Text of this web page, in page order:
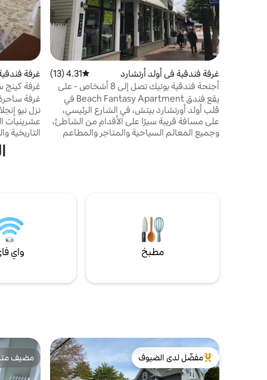
غرفة فندقية في أولد أرتشارد متوسط التقييم 4.31 من 5، 13 مراجعات
4.31 (13)
أجنحة فندقية بوتيك تصل إلى 8 أشخاص - على
بعد دقائق من الشاطئ
يقع فندق Beach Fantasy Apartment في
قلب أولد أورتشارد بيتش، في الشارع الرئيسي،
على مسافة قريبة سيرًا على الأقدام من الشاطئ،
وجميع المعالم السياحية والمتاجر والمطاعم
المطلة على الشاطئ أكثر من ذلك بكثير.
غرفة
غرفة كينج
كورنيش
غرفة
نزل نيو
عشرينيات
التاريخية
استمتع
ليندسي
مطبخ واي
من أبرز البيوت المفضّلة لدى الضيوف
مفضّل لدى الضيوف
مضيف
مضيف